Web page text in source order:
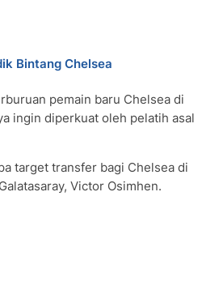
Bintang Chelsea
pemain baru Chelsea di
ingin diperkuat oleh pelatih asal
target transfer bagi Chelsea di
Victor Osimhen.